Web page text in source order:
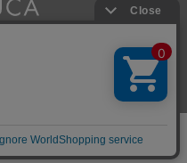
All Rights Reserved.